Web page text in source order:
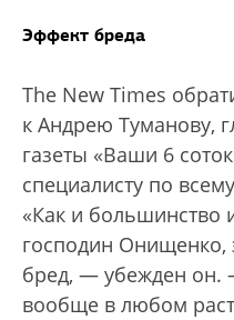
Эффект бреда
The New Times
к Андрею Туманову,
газеты «Ваши 6
специалисту по
«Как и большинство
господин Онищенко,
бред, — убежден он.
вообще в любом